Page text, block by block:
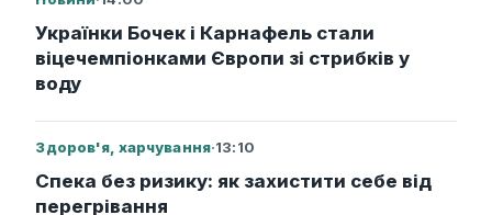
Українки Бочек і Карнафель стали
віцечемпіонками Європи зі стрибків у
воду
Здоров'я, харчування·13:10
Спека без ризику: як захистити себе від
перегрівання